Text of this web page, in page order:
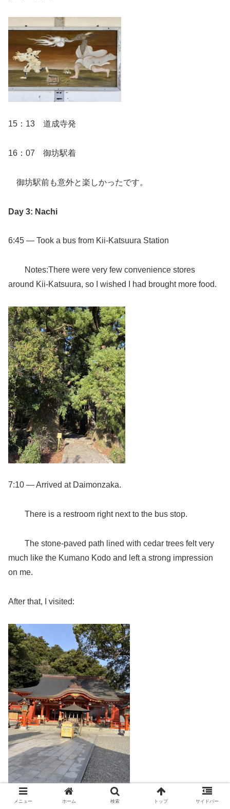
15：13 道成寺発
16：07 御坊駅着
御坊駅前も意外と楽しかったです。
Day 3: Nachi
6:45 — Took a bus from Kii-Katsuura Station
Notes:There were very few convenience stores
around Kii-Katsuura, so I wished I had brought more food.
7:10 — Arrived at Daimonzaka.
There is a restroom right next to the bus stop.
The stone-paved path lined with cedar trees felt very
much like the Kumano Kodo and left a strong impression
on me.
After that, I visited:
メニュー ホーム 検索 トップ サイドバー